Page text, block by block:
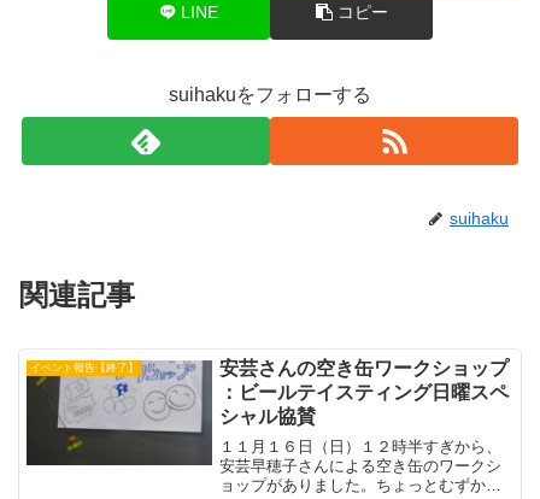
LINE コピー
suihakuをフォローする
suihaku
関連記事
イベント報告【終了】
安芸さんの空き缶ワークショップ
：ビールテイスティング日曜スペ
シャル協賛
１１月１６日（日）１２時半すぎから、
安芸早穂子さんによる空き缶のワークシ
ョップがありました。ちょっとむずかし